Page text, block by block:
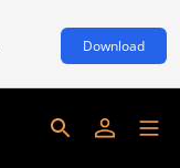
Download